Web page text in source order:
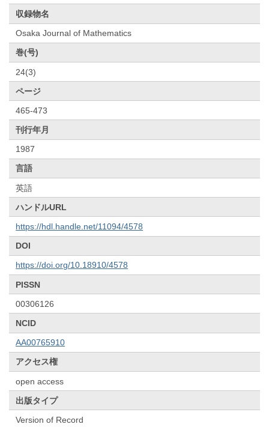
収録物名
Osaka Journal of Mathematics
巻(号)
24(3)
ページ
465-473
刊行年月
1987
言語
英語
ハンドルURL
https://hdl.handle.net/11094/4578
DOI
https://doi.org/10.18910/4578
PISSN
00306126
NCID
AA00765910
アクセス権
open access
出版タイプ
Version of Record